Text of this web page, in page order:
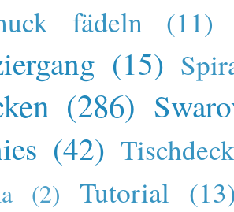
fädeln (11)
(15)
(286)
(42)
(2) Tutorial